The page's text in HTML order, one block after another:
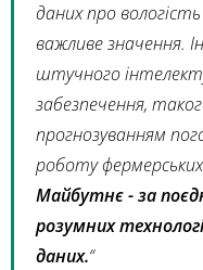
даних про
важливе значення.
штучного
забезпечення,
прогнозуванням
роботу
Майбутнє - за
розумних
даних.“